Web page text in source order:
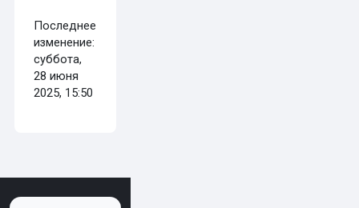
Последнее
изменение:
суббота,
28 июня
2025, 15:50